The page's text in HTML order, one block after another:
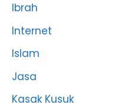
Ibrah
Internet
Islam
Jasa
Kasak Kusuk